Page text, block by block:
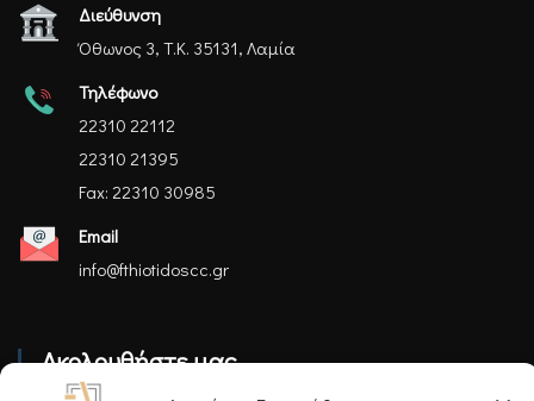
Διεύθυνση
Όθωνος 3, Τ.Κ. 35131, Λαμία
Τηλέφωνο
22310 22112
22310 21395
Fax: 22310 30985
Email
info@fthiotidoscc.gr
Ακολουθήστε μας